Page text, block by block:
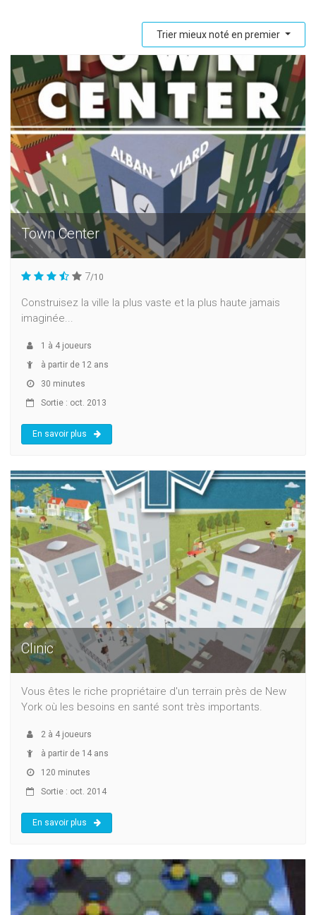
Trier mieux noté en premier
Town Center
7/10
Construisez la ville la plus vaste et la plus haute jamais
imaginée...
1 à 4 joueurs
à partir de 12 ans
30 minutes
Sortie : oct. 2013
En savoir plus
Clinic
Vous êtes le riche propriétaire d'un terrain près de New
York où les besoins en santé sont très importants.
2 à 4 joueurs
à partir de 14 ans
120 minutes
Sortie : oct. 2014
En savoir plus